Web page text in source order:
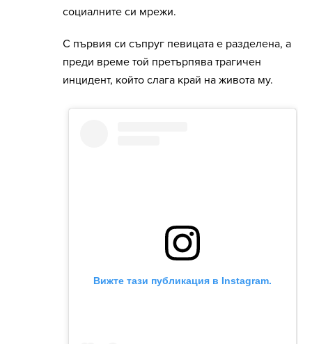
социалните си мрежи.
С първия си съпруг певицата е разделена, а
преди време той претърпява трагичен
инцидент, който слага край на живота му.